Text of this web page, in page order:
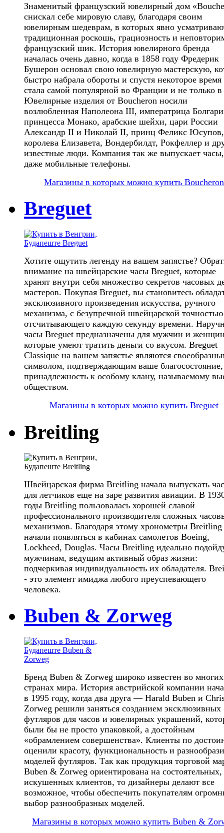
Знаменитый французский ювелирный дом
снискал себе мировую славу, благодаря своим
ювелирным шедеврам, в которых явно
традиционная роскошь, грациозность и
французский шик. История ювелирного бренда
началась очень давно, когда в 1858 году Фредерик
Бушерон основал свою ювелирную мастерскую,
быстро набрала обороты и спустя некоторое время
стала самой популярной во Франции и не только
Ювелирные изделия от Boucheron носили
возлюбленная Наполеона III, императрица
принцесса Монако, арабские шейхи, цари России
Александр II и Николай II, принц Феликс Юсупов,
королева Елизавета, Вондербилдт, Рокфеллер и
известные люди. Компания так же выпускает
даже мобильные телефоны.
Магазины в которых можно купить Boucheron
Breguet
Хотите ощутить легенду на вашем запястье?
внимание на швейцарские часы Breguet, которые
хранят внутри себя множество секретов часовых
мастеров. Покупая Breguet, вы становитесь
эксклюзивного произведения искусства, ручного
механизма, с безупречной швейцарской точностью
отсчитывающего каждую секунду времени.
часы Breguet предназначены для мужчин и
которые умеют тратить деньги со вкусом. Breguet
Classique на вашем запястье являются
символом, подтверждающим ваше благосостояние,
принадлежность к особому клану, называемому
обществом.
Магазины в которых можно купить Breguet
Breitling
Швейцарская фирма Breitling начала выпускать
для летчиков еще на заре развития авиации. В
годы Breitling пользовалась хорошей славой
профессионального производителя сложных
механизмов. Благодаря этому хронометры Breitling
начали появляться в кабинах самолетов Boeing,
Lockheed, Douglas. Часы Breitling идеально
мужчинам, ведущим активный образ жизни:
подчеркивая индивидуальность их обладателя.
- это элемент имиджа любого преуспевающего
человека.
Buben & Zorweg
Бренд Buben & Zorweg широко известен во многих
странах мира. История австрийской компании
в 1995 году, когда два друга — Harald Buben и
Zorweg решили заняться созданием эксклюзивных
футляров для часов и ювелирных украшений,
были бы не просто упаковкой, а достойным
«обрамлением совершенства». Клиенты по
оценили красоту, функциональность и
моделей футляров. Так как продукция торговой
Buben & Zorweg ориентирована на состоятельных,
искушенных клиентов, то дизайнеры делают все
возможное, чтобы обеспечить покупателям
выбор разнообразных моделей.
Магазины в которых можно купить Buben &